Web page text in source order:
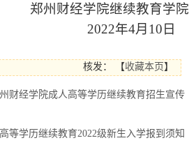
郑州财经学院继续教育学院
2022年4月 10日
核发： 【收藏本页 】
财经学院成人高等学历继续教育招生宣传
等学历继续教育2022级新生入学报到须知